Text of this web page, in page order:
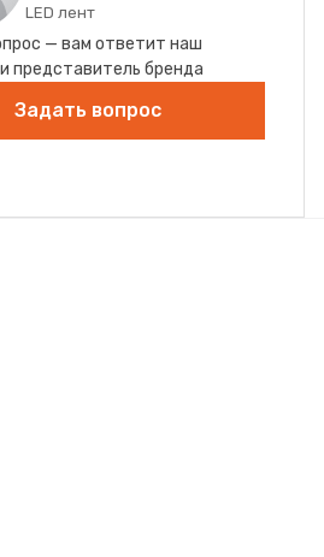
LED лент
— вам ответит наш
представитель бренда
Задать вопрос